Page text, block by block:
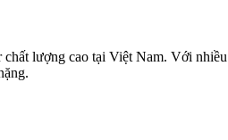
lượng cao tại Việt Nam. Với